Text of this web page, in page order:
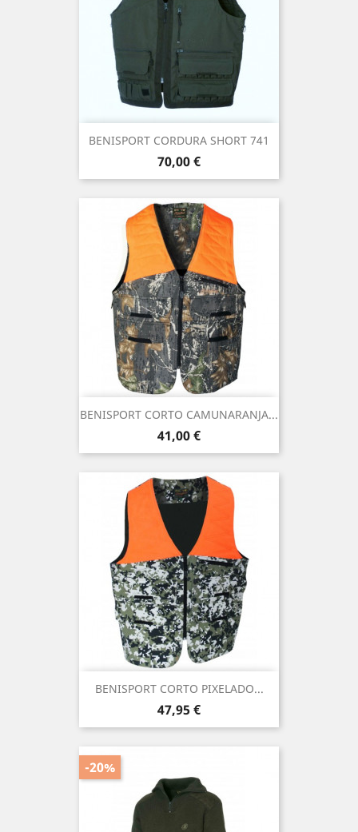
BENISPORT CORDURA SHORT 741
Precio
70,00 €
BENISPORT CORTO CAMUNARANJA...
Precio
41,00 €
BENISPORT CORTO PIXELADO...
Precio
47,95 €
-20%